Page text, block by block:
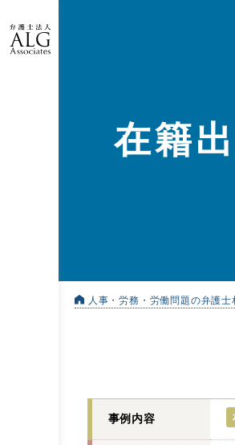
在籍
人事・労務・労働問題の弁護士
事例内容